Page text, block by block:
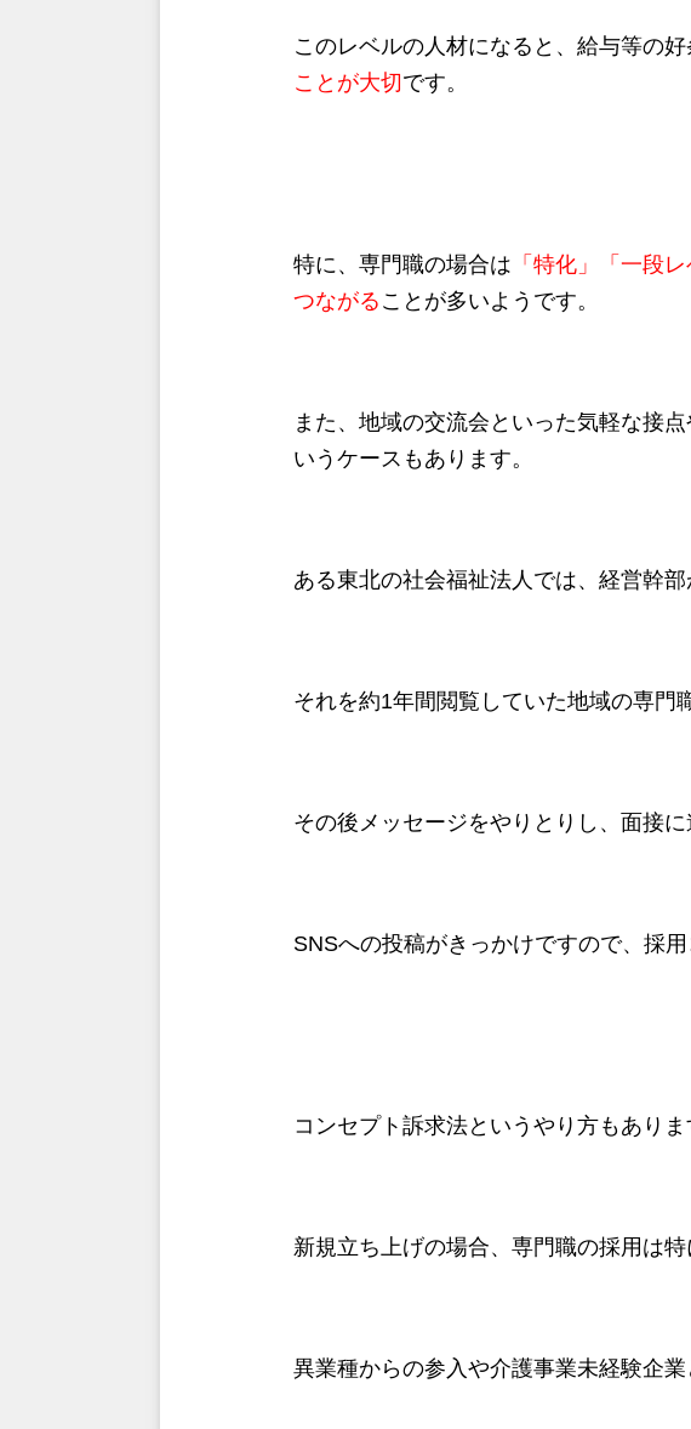
このレベルの人材になると、給与等の
ことが大切 です。
特に、専門職の場合は 「特化」「一段
つながる ことが多いようです。
また、地域の交流会といった気軽な接
いうケースもあります。
ある東北の社会福祉法人では、経営幹
それを約1年間閲覧していた地域の専門
その後メッセージをやりとりし、面接に
SNSへの投稿がきっかけですので、採
コンセプト訴求法というやり方もありま
新規立ち上げの場合、専門職の採用は特
異業種からの参入や介護事業未経験企